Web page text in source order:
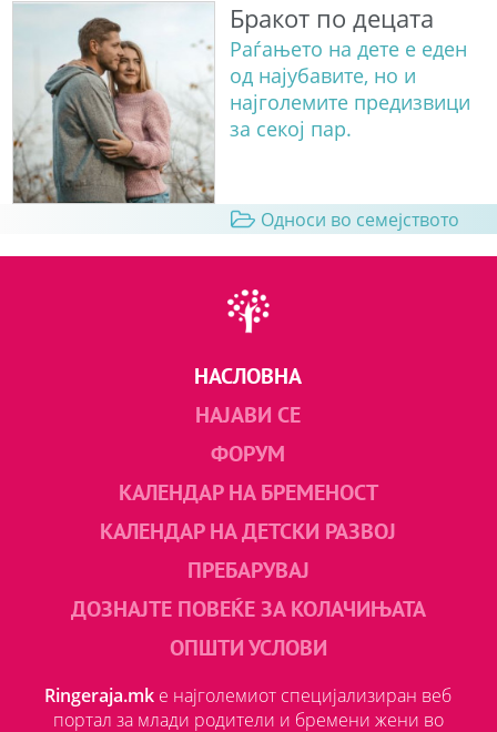
Бракот по децата
Раѓањето на дете е еден
од најубавите, но и
најголемите предизвици
за секој пар.
Односи во семејството
НАСЛОВНА
НАЈАВИ СЕ
ФОРУМ
КАЛЕНДАР НА БРЕМЕНОСТ
КАЛЕНДАР НА ДЕТСКИ РАЗВОЈ
ПРЕБАРУВАЈ
ДОЗНАЈТЕ ПОВЕЌЕ ЗА КОЛАЧИЊАТА
ОПШТИ УСЛОВИ
Ringeraja.mk е најголемиот специјализиран веб
портал за млади родители и бремени жени во